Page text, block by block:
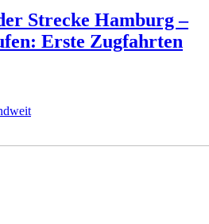
Strecke Hamburg –
Erste Zugfahrten